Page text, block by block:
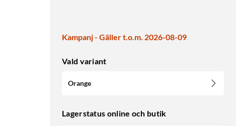
Kampanj - Gäller t.o.m. 2026-08-09
Vald variant
Orange
Lagerstatus online och butik